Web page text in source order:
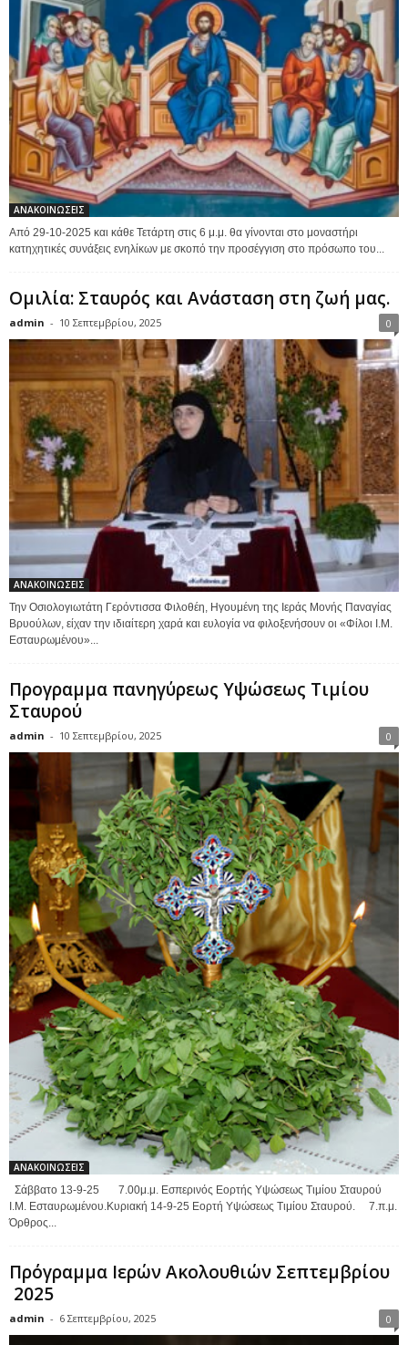
ΑΝΑΚΟΙΝΩΣΕΙΣ
Από 29-10-2025 και κάθε Τετάρτη στις 6 μ.μ. θα γίνονται στο μοναστήρι
κατηχητικές συνάξεις ενηλίκων με σκοπό την προσέγγιση στο πρόσωπο του...
Ομιλία: Σταυρός και Ανάσταση στη ζωή μας.
admin - 10 Σεπτεμβρίου, 2025 0
ΑΝΑΚΟΙΝΩΣΕΙΣ
Την Οσιολογιωτάτη Γερόντισσα Φιλοθέη, Ηγουμένη της Ιεράς Μονής Παναγίας
Βρυούλων, είχαν την ιδιαίτερη χαρά και ευλογία να φιλοξενήσουν οι «Φίλοι Ι.Μ.
Εσταυρωμένου»...
Προγραμμα πανηγύρεως Υψώσεως Τιμίου
Σταυρού
admin - 10 Σεπτεμβρίου, 2025 0
ΑΝΑΚΟΙΝΩΣΕΙΣ
Σάββατο 13-9-25 7.00μ.μ. Εσπερινός Εορτής Υψώσεως Τιμίου Σταυρού
Ι.Μ. Εσταυρωμένου.Κυριακή 14-9-25 Εορτή Υψώσεως Τιμίου Σταυρού. 7.π.μ.
Όρθρος...
Πρόγραμμα Ιερών Ακολουθιών Σεπτεμβρίου
2025
admin - 6 Σεπτεμβρίου, 2025 0